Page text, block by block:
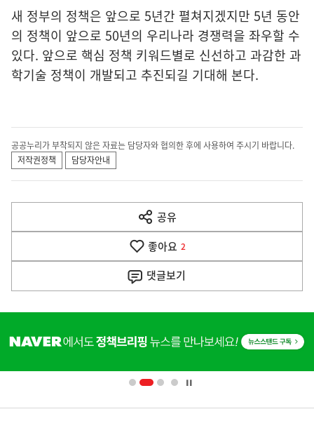
새 정부의 정책은 앞으로 5년간 펼쳐지겠지만 5년 동안
의 정책이 앞으로 50년의 우리나라 경쟁력을 좌우할 수
있다. 앞으로 핵심 정책 키워드별로 신선하고 과감한 과
학기술 정책이 개발되고 추진되길 기대해 본다.
공공누리가 부착되지 않은 자료는 담당자와 협의한 후에 사용하여 주시기 바랍니다.
저작권정책
담당자안내
다
음
공유
열
기
좋아요 2
댓글보기
단
영